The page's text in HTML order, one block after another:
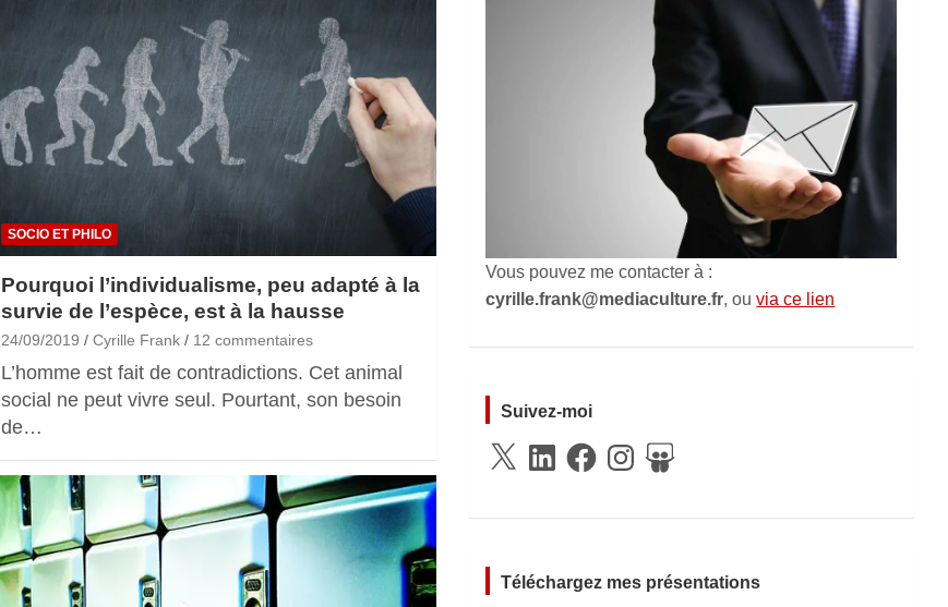
SOCIO ET PHILO
Pourquoi l’individualisme, peu adapté à la
survie de l’espèce, est à la hausse
24/09/2019 Cyrille Frank 12 commentaires
L’homme est fait de contradictions. Cet animal
social ne peut vivre seul. Pourtant, son besoin
de…
Vous pouvez me contacter à :
cyrille.frank@mediaculture.fr, ouvia ce lien
Suivez-moi
X
LinkedInFacebookInstagramSlideShare
Téléchargez mes présentations